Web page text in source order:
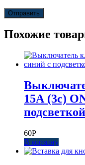
Похожие
15А (3с)
60Р
В корзину